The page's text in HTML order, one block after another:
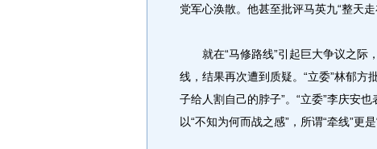
党军心涣散。他甚至批评马英九“整天
就在“马修路线”引起巨大争议之际
线，结果再次遭到质疑。“立委”林郁方
子给人割自己的脖子”。“立委”李庆安
以“不知为何而战之感”，所谓“牵线”更